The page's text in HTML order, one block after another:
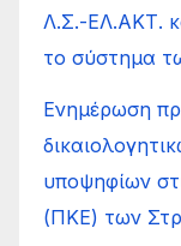
Λ.Σ.-ΕΛ.ΑΚΤ.
το σύστημα
Ενημέρωση
υποψηφίων
(ΠΚΕ) των